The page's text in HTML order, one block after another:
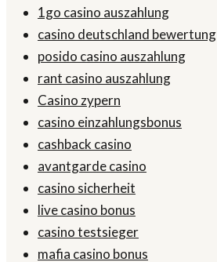
1go casino auszahlung
casino deutschland bewertung
posido casino auszahlung
rant casino auszahlung
Casino zypern
casino einzahlungsbonus
cashback casino
avantgarde casino
casino sicherheit
live casino bonus
casino testsieger
mafia casino bonus